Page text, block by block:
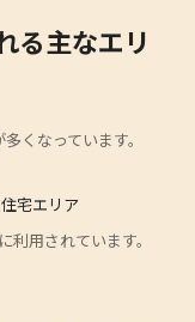
る主なエリ
くなっています。
宅エリア
用されています。